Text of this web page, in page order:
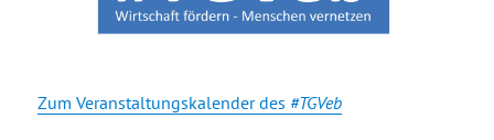
Zum Veranstaltungskalender des #TGVeb